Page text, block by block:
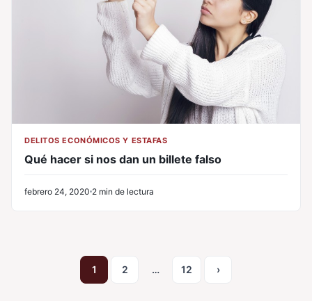
DELITOS ECONÓMICOS Y ESTAFAS
Qué hacer si nos dan un billete falso
febrero 24, 2020 2 min de lectura
1 2 … 12 ›